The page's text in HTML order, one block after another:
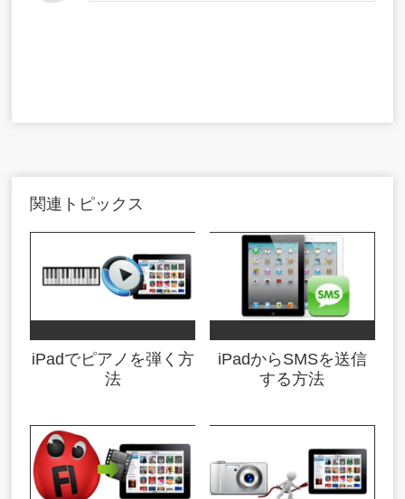
関連トピックス
iPadでピアノを弾く方
法
iPadからSMSを送信
する方法